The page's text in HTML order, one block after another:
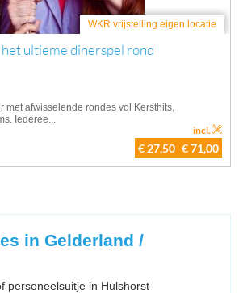
WKR vrijstelling eigen locatie
ultieme dinerspel rond
met afwisselende rondes vol Kersthits,
Iederee...
€ 27,50 € 71,00
incl.
in Gelderland /
personeelsuitje in Hulshorst